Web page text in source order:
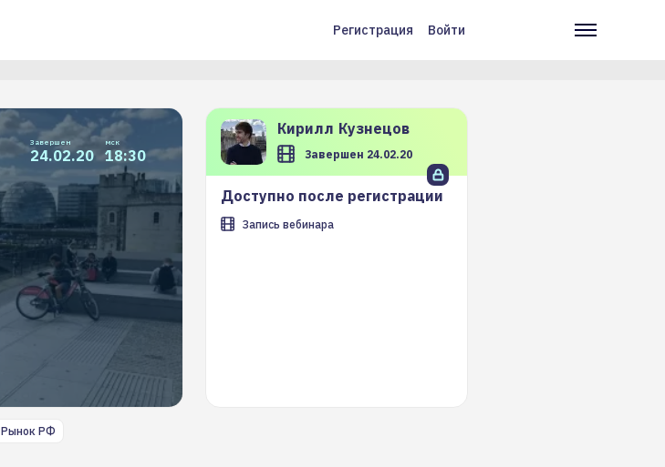
Меню
записи
пользователя
Регистрация Войти
Завершен
24.02.20
мск
18:30
Кирилл Кузнецов
Завершен 24.02.20
Доступно после регистрации
Запись вебинара
Рынок РФ